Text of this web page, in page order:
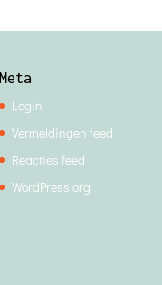
Meta
Login
Vermeldingen feed
Reacties feed
WordPress.org